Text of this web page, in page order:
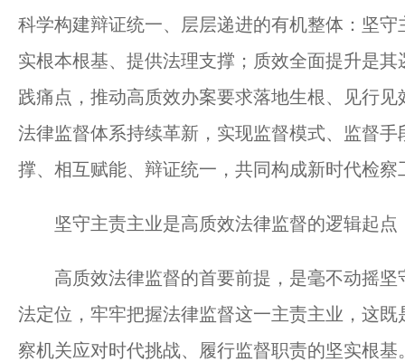
科学构建辩证统一、层层递进的有机整体：坚
实根本根基、提供法理支撑；质效全面提升是
践痛点，推动高质效办案要求落地生根、见行
法律监督体系持续革新，实现监督模式、监督
撑、相互赋能、辩证统一，共同构成新时代检
坚守主责主业是高质效法律监督的逻辑起点
高质效法律监督的首要前提，是毫不动摇坚
法定位，牢牢把握法律监督这一主责主业，这
察机关应对时代挑战、履行监督职责的坚实根基